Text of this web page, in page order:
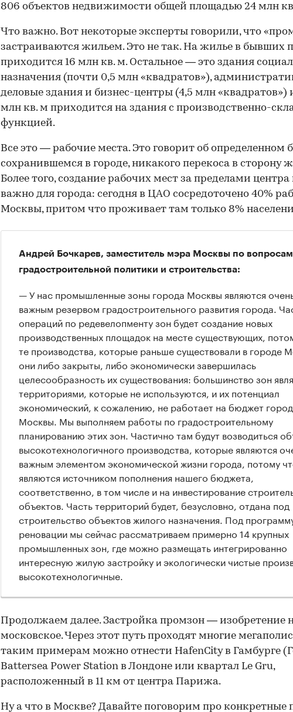
806 объектов недвижимости общей площадью 24 млн
Что важно. Вот некоторые эксперты говорили, что
застраиваются жильем. Это не так. На жилье в бывших
приходится 16 млн кв. м. Остальное — это здания
назначения (почти 0,5 млн «квадратов»),
деловые здания и бизнес-центры (4,5 млн «квадратов»)
млн кв. м приходится на здания с производственно-
функцией.
Все это — рабочие места. Это говорит об определенном
сохранившемся в городе, никакого перекоса в сторону
Более того, создание рабочих мест за пределами
важно для города: сегодня в ЦАО сосредоточено 40%
Москвы, притом что проживает там только 8%
Андрей Бочкарев, заместитель мэра Москвы по вопросам
градостроительной политики и строительства:
— У нас промышленные зоны города Москвы являются
важным резервом градостроительного развития города.
операций по редевелопменту зон будет создание новых
производственных площадок на месте существующих,
те производства, которые раньше существовали в городе
они либо закрыты, либо экономически завершилась
целесообразность их существования: большинство зон
территориями, которые не используются, и их потенциал
экономический, к сожалению, не работает на бюджет
Москвы. Мы выполняем работы по градостроительному
планированию этих зон. Частично там будут возводиться
высокотехнологичного производства, которые являются
важным элементом экономической жизни города, потому
являются источником пополнения нашего бюджета,
соответственно, в том числе и на инвестирование
объектов. Часть территорий будет, безусловно, отдана под
строительство объектов жилого назначения. Под
реновации мы сейчас рассматриваем примерно 14 крупных
промышленных зон, где можно размещать интегрированно
интересную жилую застройку и экологически чистые
высокотехнологичные.
Продолжаем далее. Застройка промзон — изобретение
московское. Через этот путь проходят многие
таким примерам можно отнести HafenCity в Гамбурге
Battersea Power Station в Лондоне или квартал Le Gru,
расположенный в 11 км от центра Парижа.
Ну а что в Москве? Давайте поговорим про конкретные